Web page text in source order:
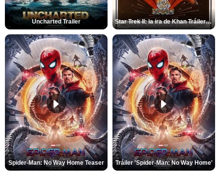
Uncharted Trailer Star Trek II: la ira de Khan Tráiler VO
Spider-Man: No Way Home Teaser Tráiler 'Spider-Man: No Way Home'